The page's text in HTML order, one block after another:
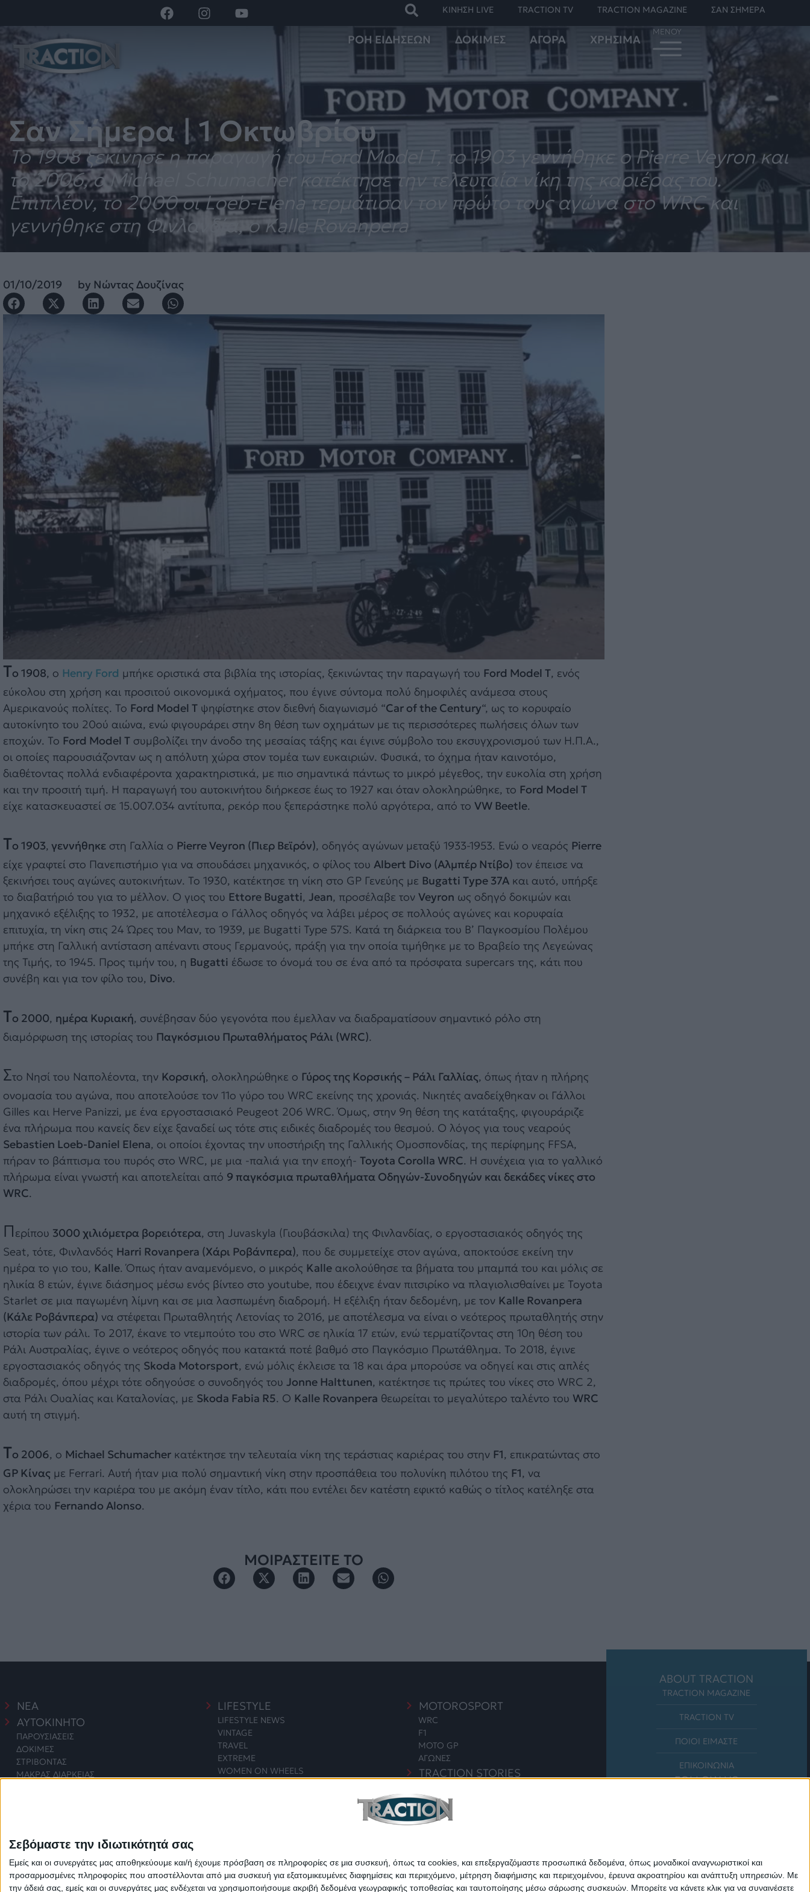
Σεβόμαστε την ιδιωτικότητά σας
Εμείς και οι συνεργάτες μας αποθηκεύουμε και/ή έχουμε πρόσβαση σε πληροφορίες σε μια συσκευή, όπως τα cookies, και επεξεργαζόμαστε προσωπικά δεδομένα, όπως μοναδικοί αναγνωριστικοί και
προσαρμοσμένες πληροφορίες που αποστέλλονται από μια συσκευή για εξατομικευμένες διαφημίσεις και περιεχόμενο, μέτρηση διαφήμισης και περιεχομένου, έρευνα ακροατηρίου και ανάπτυξη υπηρεσιών. Με
την άδειά σας, εμείς και οι συνεργάτες μας ενδέχεται να χρησιμοποιήσουμε ακριβή δεδομένα γεωγραφικής τοποθεσίας και ταυτοποίησης μέσω σάρωσης συσκευών. Μπορείτε να κάνετε κλικ για να συναινέσετε
ΚΙΝΗΣΗ LIVE TRACTION TV TRACTION MAGAZINE ΣΑΝ ΣΗΜΕΡΑ
ΡΟΗ ΕΙΔΗΣΕΩΝ ΔΟΚΙΜΕΣ ΑΓΟΡΑ ΧΡΗΣΙΜΑ
Σαν Σήμερα | 1 Οκτωβρίου
Το 1908 ξεκίνησε η παραγωγή του Ford Model T, το 1903 γεννήθηκε ο Pierre Veyron και
το 2006, ο Michael Schumacher κατέκτησε την τελευταία νίκη της καριέρας του.
Επιπλέον, το 2000 οι Loeb-Elena τερμάτισαν τον πρώτο τους αγώνα στο WRC και
γεννήθηκε στη Φινλανδία, ο Kalle Rovanpera
01/10/2019 by Νώντας Δουζίνας
To 1908, ο Henry Ford μπήκε οριστικά στα βιβλία της ιστορίας, ξεκινώντας την παραγωγή του Ford Model T, ενός
εύκολου στη χρήση και προσιτού οικονομικά οχήματος, που έγινε σύντομα πολύ δημοφιλές ανάμεσα στους
Αμερικανούς πολίτες. Το Ford Model T ψηφίστηκε στον διεθνή διαγωνισμό “Car of the Century“, ως το κορυφαίο
αυτοκίνητο του 20ού αιώνα, ενώ φιγουράρει στην 8η θέση των οχημάτων με τις περισσότερες πωλήσεις όλων των
εποχών. Το Ford Model T συμβολίζει την άνοδο της μεσαίας τάξης και έγινε σύμβολο του εκσυγχρονισμού των Η.Π.Α.,
οι οποίες παρουσιάζονταν ως η απόλυτη χώρα στον τομέα των ευκαιριών. Φυσικά, το όχημα ήταν καινοτόμο,
διαθέτοντας πολλά ενδιαφέροντα χαρακτηριστικά, με πιο σημαντικά πάντως το μικρό μέγεθος, την ευκολία στη χρήση
και την προσιτή τιμή. Η παραγωγή του αυτοκινήτου διήρκεσε έως το 1927 και όταν ολοκληρώθηκε, το Ford Model T
είχε κατασκευαστεί σε 15.007.034 αντίτυπα, ρεκόρ που ξεπεράστηκε πολύ αργότερα, από το VW Beetle.
Το 1903, γεννήθηκε στη Γαλλία ο Pierre Veyron (Πιερ Βεϊρόν), οδηγός αγώνων μεταξύ 1933-1953. Ενώ ο νεαρός Pierre
είχε γραφτεί στο Πανεπιστήμιο για να σπουδάσει μηχανικός, ο φίλος του Albert Divo (Αλμπέρ Ντίβο) τον έπεισε να
ξεκινήσει τους αγώνες αυτοκινήτων. Το 1930, κατέκτησε τη νίκη στο GP Γενεύης με Bugatti Type 37A και αυτό, υπήρξε
το διαβατήριό του για το μέλλον. Ο γιος του Ettore Bugatti, Jean, προσέλαβε τον Veyron ως οδηγό δοκιμών και
μηχανικό εξέλιξης το 1932, με αποτέλεσμα ο Γάλλος οδηγός να λάβει μέρος σε πολλούς αγώνες και κορυφαία
επιτυχία, τη νίκη στις 24 Ώρες του Μαν, το 1939, με Bugatti Type 57S. Κατά τη διάρκεια του Β’ Παγκοσμίου Πολέμου
μπήκε στη Γαλλική αντίσταση απέναντι στους Γερμανούς, πράξη για την οποία τιμήθηκε με το Βραβείο της Λεγεώνας
της Τιμής, το 1945. Προς τιμήν του, η Bugatti έδωσε το όνομά του σε ένα από τα πρόσφατα supercars της, κάτι που
συνέβη και για τον φίλο του, Divo.
Το 2000, ημέρα Κυριακή, συνέβησαν δύο γεγονότα που έμελλαν να διαδραματίσουν σημαντικό ρόλο στη
διαμόρφωση της ιστορίας του Παγκόσμιου Πρωταθλήματος Ράλι (WRC).
Στο Νησί του Ναπολέοντα, την Κορσική, ολοκληρώθηκε ο Γύρος της Κορσικής – Ράλι Γαλλίας, όπως ήταν η πλήρης
ονομασία του αγώνα, που αποτελούσε τον 11ο γύρο του WRC εκείνης της χρονιάς. Νικητές αναδείχθηκαν οι Γάλλοι
Gilles και Herve Panizzi, με ένα εργοστασιακό Peugeot 206 WRC. Όμως, στην 9η θέση της κατάταξης, φιγουράριζε
ένα πλήρωμα που κανείς δεν είχε ξαναδεί ως τότε στις ειδικές διαδρομές του θεσμού. Ο λόγος για τους νεαρούς
Sebastien Loeb-Daniel Elena, οι οποίοι έχοντας την υποστήριξη της Γαλλικής Ομοσπονδίας, της περίφημης FFSA,
πήραν το βάπτισμα του πυρός στο WRC, με μια -παλιά για την εποχή- Toyota Corolla WRC. Η συνέχεια για το γαλλικό
πλήρωμα είναι γνωστή και αποτελείται από 9 παγκόσμια πρωταθλήματα Οδηγών-Συνοδηγών και δεκάδες νίκες στο
WRC.
Περίπου 3000 χιλιόμετρα βορειότερα, στη Juvaskyla (Γιουβάσκιλα) της Φινλανδίας, ο εργοστασιακός οδηγός της
Seat, τότε, Φινλανδός Harri Rovanpera (Χάρι Ροβάνπερα), που δε συμμετείχε στον αγώνα, αποκτούσε εκείνη την
ημέρα το γιο του, Kalle. Όπως ήταν αναμενόμενο, ο μικρός Kalle ακολούθησε τα βήματα του μπαμπά του και μόλις σε
ηλικία 8 ετών, έγινε διάσημος μέσω ενός βίντεο στο youtube, που έδειχνε έναν πιτσιρίκο να πλαγιολισθαίνει με Toyota
Starlet σε μια παγωμένη λίμνη και σε μια λασπωμένη διαδρομή. Η εξέλιξη ήταν δεδομένη, με τον Kalle Rovanpera
(Κάλε Ροβάνπερα) να στέφεται Πρωταθλητής Λετονίας το 2016, με αποτέλεσμα να είναι ο νεότερος πρωταθλητής στην
ιστορία των ράλι. Το 2017, έκανε το ντεμπούτο του στο WRC σε ηλικία 17 ετών, ενώ τερματίζοντας στη 10η θέση του
Ράλι Αυστραλίας, έγινε ο νεότερος οδηγός που κατακτά ποτέ βαθμό στο Παγκόσμιο Πρωτάθλημα. Το 2018, έγινε
εργοστασιακός οδηγός της Skoda Motorsport, ενώ μόλις έκλεισε τα 18 και άρα μπορούσε να οδηγεί και στις απλές
διαδρομές, όπου μέχρι τότε οδηγούσε ο συνοδηγός του Jonne Halttunen, κατέκτησε τις πρώτες του νίκες στο WRC 2,
στα Ράλι Ουαλίας και Καταλονίας, με Skoda Fabia R5. Ο Kalle Rovanpera θεωρείται το μεγαλύτερο ταλέντο του WRC
αυτή τη στιγμή.
Το 2006, ο Michael Schumacher κατέκτησε την τελευταία νίκη της τεράστιας καριέρας του στην F1, επικρατώντας στο
GP Κίνας με Ferrari. Αυτή ήταν μια πολύ σημαντική νίκη στην προσπάθεια του πολυνίκη πιλότου της F1, να
ολοκληρώσει την καριέρα του με ακόμη έναν τίτλο, κάτι που εντέλει δεν κατέστη εφικτό καθώς ο τίτλος κατέληξε στα
χέρια του Fernando Alonso.
ΜΟΙΡΑΣΤΕΙΤΕ ΤΟ
ΝΕΑ
ΑΥΤΟΚΙΝΗΤΟ
ΠΑΡΟΥΣΙΑΣΕΙΣ
ΔΟΚΙΜΕΣ
ΣΤΡΙΒΟΝΤΑΣ
ΜΑΚΡΑΣ ΔΙΑΡΚΕΙΑΣ
ΠΟΔΗΛΑΤΟ
MOTO GP
LIFESTYLE
LIFESTYLE NEWS
VINTAGE
TRAVEL
EXTREME
WOMEN ON WHEELS
MOTOROSPORT
WRC
F1
MOTO GP
ΑΓΩΝΕΣ
TRACTION STORIES
BLOG
LONG READS
ΣΥΝΕΝΤΕΥΞΕΙΣ
ABOUT TRACTION
TRACTION MAGAZINE
TRACTION TV
ΠΟΙΟΙ ΕΙΜΑΣΤΕ
ΕΠΙΚΟΙΝΩΝΙΑ
FOLLOW US